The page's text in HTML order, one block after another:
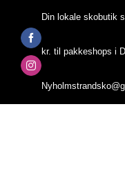
contentFacebook
Instagram
Din lokale skobutik
kr. til pakkeshops i